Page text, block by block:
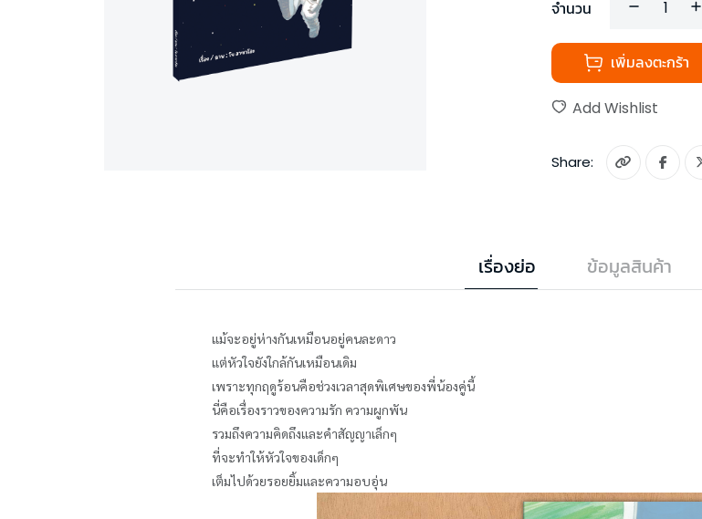
จำนวน
เพิ่มลงตะกร้า
Add Wishlist
Share:
เรื่องย่อ ข้อมูลสินค้า
แม้จะอยู่ห่างกันเหมือนอยู่คนละดาว
แต่หัวใจยังใกล้กันเหมือนเดิม
เพราะทุกฤดูร้อนคือช่วงเวลาสุดพิเศษของพี่น้องคู่นี้
นี่คือเรื่องราวของความรัก ความผูกพัน
รวมถึงความคิดถึงและคำสัญญาเล็กๆ
ที่จะทำให้หัวใจของเด็กๆ
เต็มไปด้วยรอยยิ้มและความอบอุ่น